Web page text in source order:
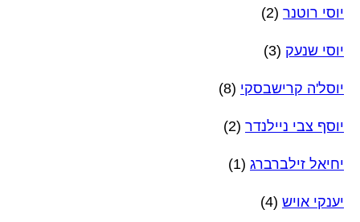
יוסי רוטנר (2)
יוסי שנעק (3)
יוסל'ה קרישבסקי (8)
יוסף צבי ניילנדר (2)
יחיאל זילברברג (1)
יענקי אויש (4)